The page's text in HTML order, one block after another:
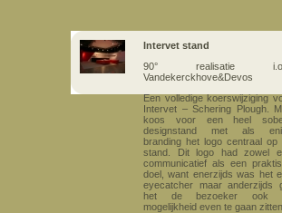
Intervet stand
90° realisatie
Vandekerckhove&Devos
Een volledige koerswijziging
Intervet – Schering Plough.
koos voor een heel
designstand met als
branding het logo centraal op
stand. Dit logo had zowel
communicatief als een
doel, want enerzijds was het
eyecatcher maar anderzijds
het de bezoeker ook
mogelijkheid even te gaan